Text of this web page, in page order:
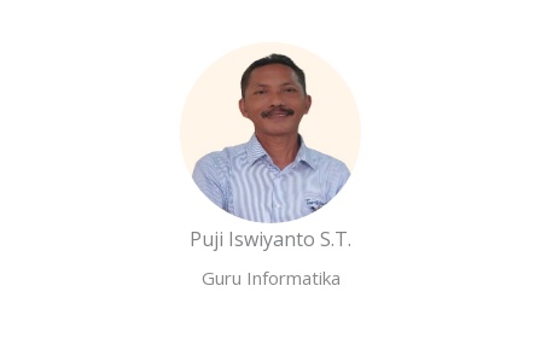
Puji Iswiyanto S.T.
Guru Informatika